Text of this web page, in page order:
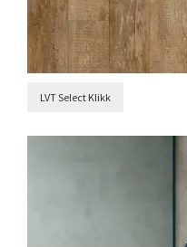
LVT Select Klikk